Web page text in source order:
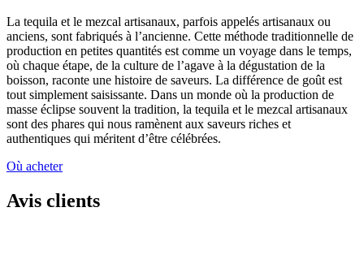
La tequila et le mezcal artisanaux, parfois appelés artisanaux ou
anciens, sont fabriqués à l’ancienne. Cette méthode traditionnelle de
production en petites quantités est comme un voyage dans le temps,
où chaque étape, de la culture de l’agave à la dégustation de la
boisson, raconte une histoire de saveurs. La différence de goût est
tout simplement saisissante. Dans un monde où la production de
masse éclipse souvent la tradition, la tequila et le mezcal artisanaux
sont des phares qui nous ramènent aux saveurs riches et
authentiques qui méritent d’être célébrées.
Où acheter
Avis clients